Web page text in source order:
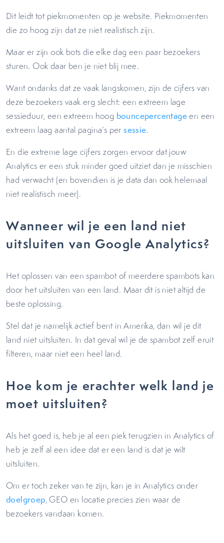
Dit leidt tot piekmomenten op je website. Piekmomenten
die zo hoog zijn dat ze niet realistisch zijn.
Maar er zijn ook bots die elke dag een paar bezoekers
sturen. Ook daar ben je niet blij mee.
Want ondanks dat ze vaak langskomen, zijn de cijfers van
deze bezoekers vaak erg slecht: een extreem lage
sessieduur, een extreem hoog bouncepercentageen een
extreem laag aantal pagina’s persessie.
En die extreme lage cijfers zorgen ervoor dat jouw
Analytics er een stuk minder goed uitziet dan je misschien
had verwacht (en bovendien is je data dan ook helemaal
niet realistisch meer).
Wanneer wil je een land niet
uitsluiten van Google Analytics?
Het oplossen van een spambot of meerdere spambots kan
door het uitsluiten van een land. Maar dit is niet altijd de
beste oplossing.
Stel dat je namelijk actief bent in Amerika, dan wil je dit
land niet uitsluiten. In dat geval wil je de spambot zelf eruit
filteren, maar niet een heel land.
Hoe kom je erachter welk land je
moet uitsluiten?
Als het goed is, heb je al een piek terugzien in Analytics of
heb je zelf al een idee dat er een land is dat je wilt
uitsluiten.
Om er toch zeker van te zijn, kan je in Analytics onder
doelgroep, GEO en locatie precies zien waar de
bezoekers vandaan komen.